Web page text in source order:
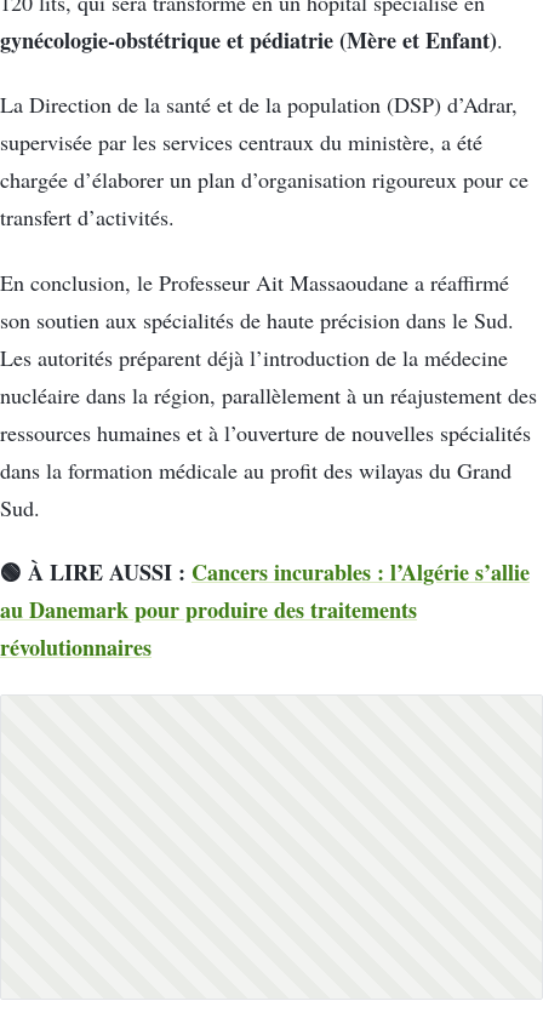
gynécologie-obstétrique et pédiatrie (Mère et Enfant).
La Direction de la santé et de la population (DSP) d’Adrar,
supervisée par les services centraux du ministère, a été
chargée d’élaborer un plan d’organisation rigoureux pour ce
transfert d’activités.
En conclusion, le Professeur Ait Massaoudane a réaffirmé
son soutien aux spécialités de haute précision dans le Sud.
Les autorités préparent déjà l’introduction de la médecine
nucléaire dans la région, parallèlement à un réajustement des
ressources humaines et à l’ouverture de nouvelles spécialités
dans la formation médicale au profit des wilayas du Grand
Sud.
🟢 À LIRE AUSSI : Cancers incurables : l’Algérie s’allie
au Danemark pour produire des traitements
révolutionnaires